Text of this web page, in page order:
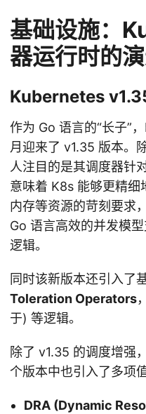
基础设施：
器运行时的
Kubernetes
作为 Go 语言的“长子”
月迎来了 v1.35 版本。
人注目的是其调度器针
意味着 K8s 能够更精细
内存等资源的苛刻要求
Go 语言高效的并发模
逻辑。
同时该新版本还引入了
Toleration Operators
于) 等逻辑。
除了 v1.35 的调度增强
个版本中也引入了多项
DRA (Dynamic